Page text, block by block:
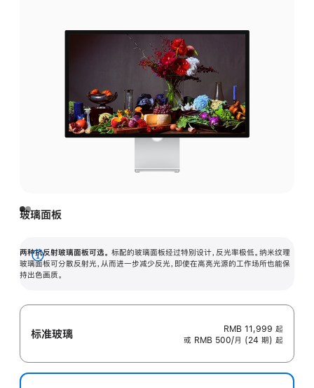
玻璃面板
两种抗反射玻璃面板可选。 标配的玻璃面板经过特别设计，反光率极低。纳米纹理
玻璃面板可分散反射光，从而进一步减少反光，即使在高亮光源的工作场所也能保
持出色画质。
展
开
标准玻璃 RMB 11,999 起
或 RMB 500/月 (24 期) 起